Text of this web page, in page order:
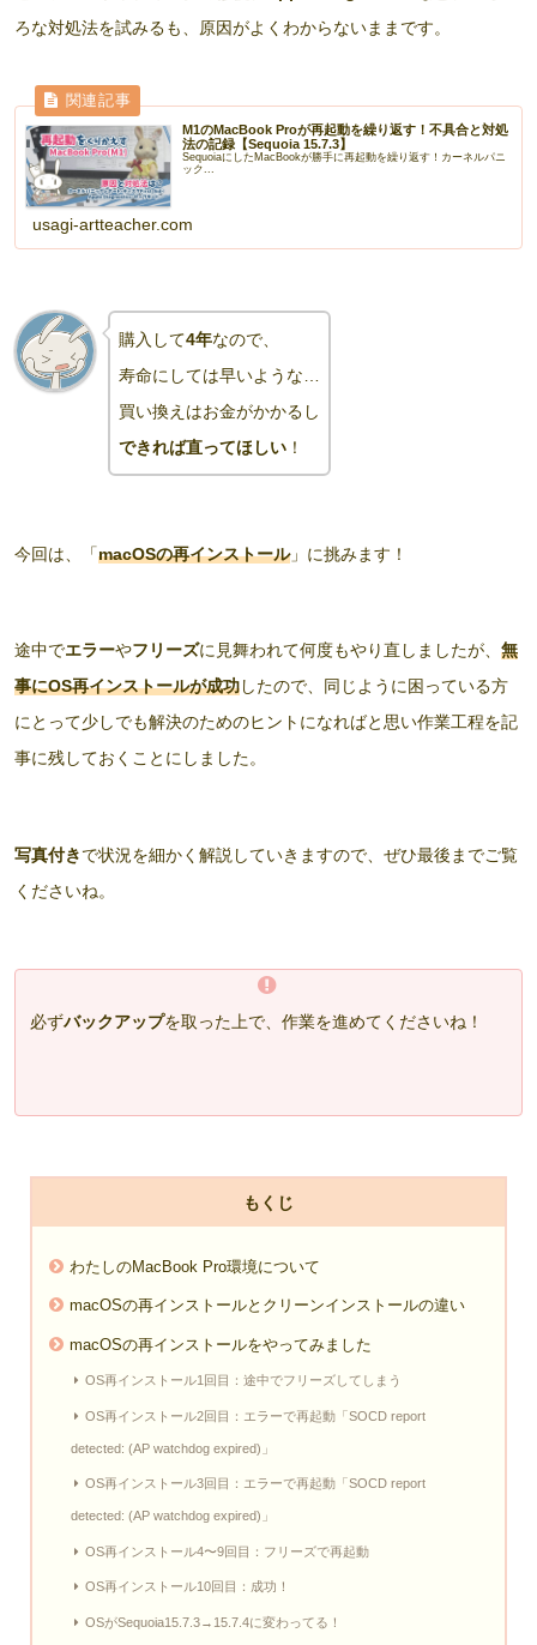
ろな対処法を試みるも、原因がよくわからないままです。
M1のMacBook Proが再起動を繰り返す！不具合と対処
法の記録【Sequoia 15.7.3】
SequoiaにしたMacBookが勝手に再起動を繰り返す！カーネルパニ
ック...
usagi-artteacher.com
購入して4年なので、
寿命にしては早いような…
買い換えはお金がかかるし
できれば直ってほしい！
今回は、「macOSの再インストール」に挑みます！
途中でエラーやフリーズに見舞われて何度もやり直しましたが、 無
事にOS再インストールが成功したので、同じように困っている方
にとって少しでも解決のためのヒントになればと思い作業工程を記
事に残しておくことにしました。
写真付きで状況を細かく解説していきますので、ぜひ最後までご覧
くださいね。
必ずバックアップを取った上で、作業を進めてくださいね！
もくじ
わたしのMacBook Pro環境について
macOSの再インストールとクリーンインストールの違い
macOSの再インストールをやってみました
OS再インストール1回目：途中でフリーズしてしまう
OS再インストール2回目：エラーで再起動「SOCD report
detected: (AP watchdog expired)」
OS再インストール3回目：エラーで再起動「SOCD report
detected: (AP watchdog expired)」
OS再インストール4〜9回目：フリーズで再起動
OS再インストール10回目：成功！
OSがSequoia15.7.3→15.7.4に変わってる！